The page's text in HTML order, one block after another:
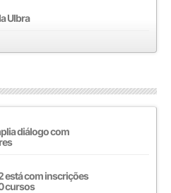
Ulbra
diálogo com
está com inscrições
cursos